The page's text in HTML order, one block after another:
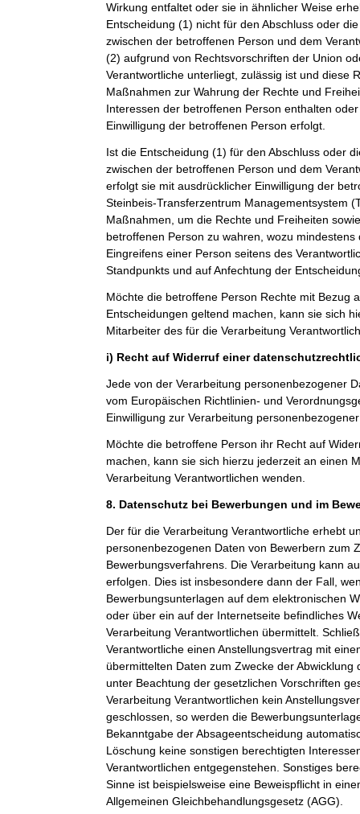
Wirkung entfaltet oder sie in ähnlicher Weise
Entscheidung (1) nicht für den Abschluss oder
zwischen der betroffenen Person und dem
(2) aufgrund von Rechtsvorschriften der Union
Verantwortliche unterliegt, zulässig ist und diese
Maßnahmen zur Wahrung der Rechte und
Interessen der betroffenen Person enthalten
Einwilligung der betroffenen Person erfolgt.
Ist die Entscheidung (1) für den Abschluss oder
zwischen der betroffenen Person und dem
erfolgt sie mit ausdrücklicher Einwilligung der
Steinbeis-Transferzentrum Managementsystem
Maßnahmen, um die Rechte und Freiheiten
betroffenen Person zu wahren, wozu
Eingreifens einer Person seitens des
Standpunkts und auf Anfechtung der
Möchte die betroffene Person Rechte mit Bezug
Entscheidungen geltend machen, kann sie sich
Mitarbeiter des für die Verarbeitung
i) Recht auf Widerruf einer
Jede von der Verarbeitung personenbezogener
vom Europäischen Richtlinien- und
Einwilligung zur Verarbeitung
Möchte die betroffene Person ihr Recht auf
machen, kann sie sich hierzu jederzeit an einen
Verarbeitung Verantwortlichen wenden.
8. Datenschutz bei Bewerbungen und im
Der für die Verarbeitung Verantwortliche erhebt
personenbezogenen Daten von Bewerbern zum
Bewerbungsverfahrens. Die Verarbeitung kann
erfolgen. Dies ist insbesondere dann der Fall,
Bewerbungsunterlagen auf dem elektronischen
oder über ein auf der Internetseite befindliches
Verarbeitung Verantwortlichen übermittelt.
Verantwortliche einen Anstellungsvertrag mit
übermittelten Daten zum Zwecke der Abwicklung
unter Beachtung der gesetzlichen Vorschriften
Verarbeitung Verantwortlichen kein
geschlossen, so werden die
Bekanntgabe der Absageentscheidung
Löschung keine sonstigen berechtigten
Verantwortlichen entgegenstehen. Sonstiges
Sinne ist beispielsweise eine Beweispflicht in
Allgemeinen Gleichbehandlungsgesetz (AGG).